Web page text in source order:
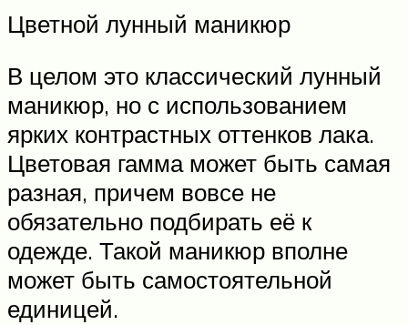
Цветной лунный маникюр
В целом это классический лунный
маникюр, но с использованием
ярких контрастных оттенков лака.
Цветовая гамма может быть самая
разная, причем вовсе не
обязательно подбирать её к
одежде. Такой маникюр вполне
может быть самостоятельной
единицей.